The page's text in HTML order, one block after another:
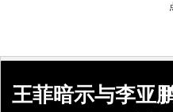
王菲暗示与李亚